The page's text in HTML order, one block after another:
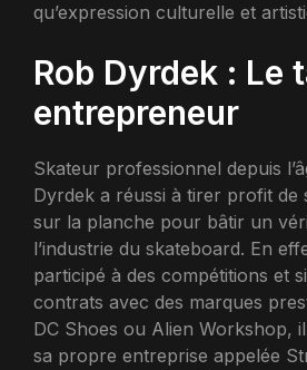
qu’expression culturelle et
Rob Dyrdek : Le
entrepreneur
Skateur professionnel depuis
Dyrdek a réussi à tirer profit de
sur la planche pour bâtir un
l’industrie du skateboard. En
participé à des compétitions et
contrats avec des marques
DC Shoes ou Alien Workshop,
sa propre entreprise appelée